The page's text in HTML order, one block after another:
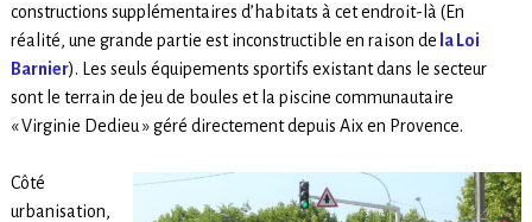
constructions supplémentaires d’habitats à cet endroit-là (En
réalité, une grande partie est inconstructible en raison de la Loi
Barnier). Les seuls équipements sportifs existant dans le secteur
sont le terrain de jeu de boules et la piscine communautaire
« Virginie Dedieu » géré directement depuis Aix en Provence.
Côté
urbanisation,